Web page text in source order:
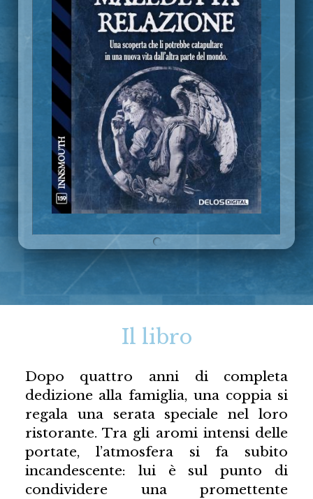
Il libro
Dopo quattro anni di completa
dedizione alla famiglia, una coppia si
regala una serata speciale nel loro
ristorante. Tra gli aromi intensi delle
portate, l’atmosfera si fa subito
incandescente: lui è sul punto di
condividere una promettente